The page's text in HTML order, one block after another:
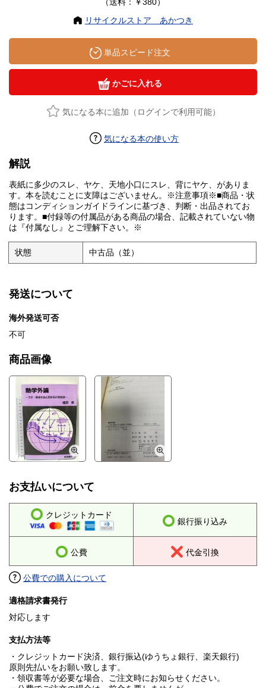
リサイクルストア あかつき
単品スピード注文
かごに入れる
気になる本に追加（ログインで利用可能）
気になる本の使い方
解説
表紙に多少のスレ、ヤケ、天地小口にスレ、背にヤケ、がありま
す。本を読むことに支障はございません。※注意事項※■商品・状
態はコンディションガイドラインに基づき、判断・出品されてお
ります。■付録等の付属品がある商品の場合、記載されていない物
は『付属なし』とご理解下さい。※
状態 中古品（並）
発送について
海外発送可否
不可
商品画像
お支払いについて
クレジットカード
銀行振り込み
公費 代金引換
公費での購入について
適格請求書発行
対応します
支払方法等
・クレジットカード決済、銀行振込(ゆうちょ銀行、楽天銀行)
原則先払いをお願い致します。
・領収書等が必要な場合、ご注文時にお知らせください。